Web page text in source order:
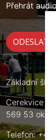
Přehrát
Základní
Cerekvice
569 53
Telefon: